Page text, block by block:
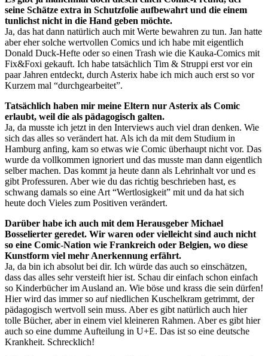
seine Schätze extra in Schutzfolie aufbewahrt und die einem
tunlichst nicht in die Hand geben möchte.
Ja, das hat dann natürlich auch mit Werte bewahren zu tun. Jan hatte
aber eher solche wertvollen Comics und ich habe mit eigentlich
Donald Duck-Hefte oder so einen Trash wie die Kauka-Comics mit
Fix&Foxi gekauft. Ich habe tatsächlich Tim & Struppi erst vor ein
paar Jahren entdeckt, durch Asterix habe ich mich auch erst so vor
Kurzem mal “durchgearbeitet”.
Tatsächlich haben mir meine Eltern nur Asterix als Comic
erlaubt, weil die als pädagogisch galten.
Ja, da musste ich jetzt in den Interviews auch viel dran denken. Wie
sich das alles so verändert hat. Als ich da mit dem Studium in
Hamburg anfing, kam so etwas wie Comic überhaupt nicht vor. Das
wurde da vollkommen ignoriert und das musste man dann eigentlich
selber machen. Das kommt ja heute dann als Lehrinhalt vor und es
gibt Professuren. Aber wie du das richtig beschrieben hast, es
schwang damals so eine Art “Wertlosigkeit” mit und da hat sich
heute doch Vieles zum Positiven verändert.
Darüber habe ich auch mit dem Herausgeber Michael
Bosselierter geredet. Wir waren oder vielleicht sind auch nicht
so eine Comic-Nation wie Frankreich oder Belgien, wo diese
Kunstform viel mehr Anerkennung erfährt.
Ja, da bin ich absolut bei dir. Ich würde das auch so einschätzen,
dass das alles sehr versteift hier ist. Schau dir einfach schon einfach
so Kinderbücher im Ausland an. Wie böse und krass die sein dürfen!
Hier wird das immer so auf niedlichen Kuschelkram getrimmt, der
pädagogisch wertvoll sein muss. Aber es gibt natürlich auch hier
tolle Bücher, aber in einem viel kleineren Rahmen. Aber es gibt hier
auch so eine dumme Aufteilung in U+E. Das ist so eine deutsche
Krankheit. Schrecklich!